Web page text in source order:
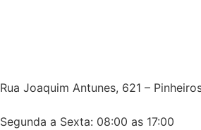
Rua Joaquim Antunes, 621 –
Segunda a Sexta: 08:00 as 17:00